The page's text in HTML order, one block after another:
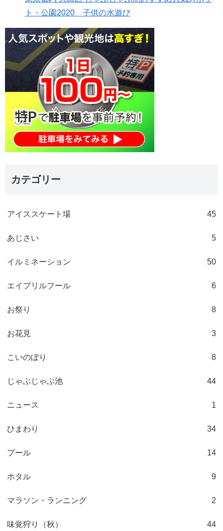
ト・公園2020 子供の水遊び
カテゴリー
アイススケート場 45
あじさい 5
イルミネーション 50
エイプリルフール 6
お祭り 8
お花見 3
こいのぼり 8
じゃぶじゃぶ池 44
ニュース 1
ひまわり 34
プール 14
ホタル 9
マラソン・ランニング 2
味覚狩り（秋） 44